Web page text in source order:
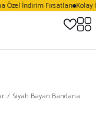
Özel İndirim Fırsatları Kolay
Siyah Bayan Bandana